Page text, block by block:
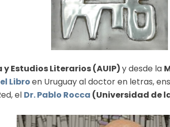
Estudios Literarios (AUIP)y desde la
Libroen Uruguay al doctor en letras,
el Dr. Pablo Rocca (Universidad de